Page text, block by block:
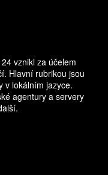
vznikl za účelem
Hlavní rubrikou jsou
v lokálním jazyce.
agentury a servery